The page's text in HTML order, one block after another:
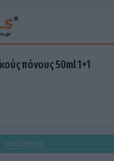
πόνους 50ml 1+1